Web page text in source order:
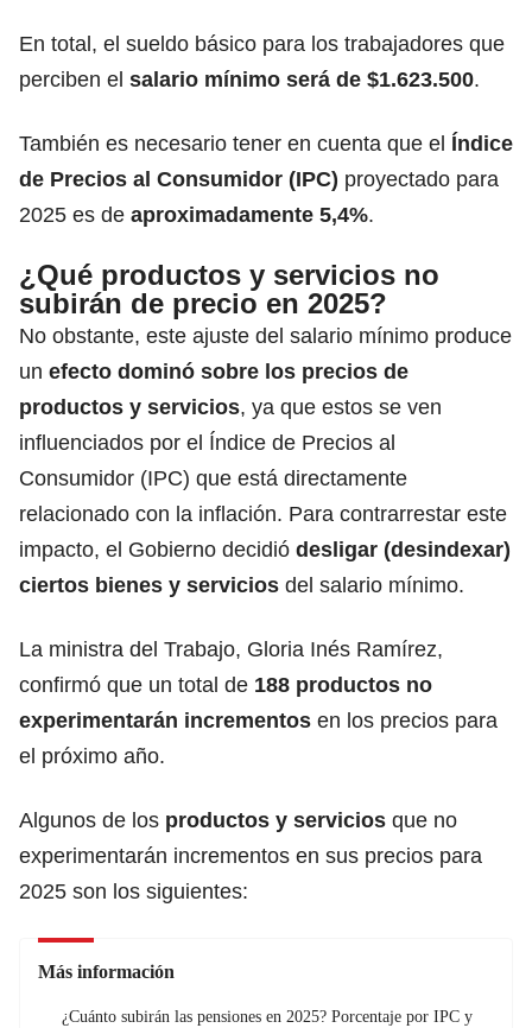
En total, el sueldo básico para los trabajadores que
perciben el salario mínimo será de $1.623.500.
También es necesario tener en cuenta que el Índice
de Precios al Consumidor (IPC) proyectado para
2025 es de aproximadamente 5,4%.
¿Qué productos y servicios no
subirán de precio en 2025?
No obstante, este ajuste del salario mínimo produce
un efecto dominó sobre los precios de
productos y servicios, ya que estos se ven
influenciados por el Índice de Precios al
Consumidor (IPC) que está directamente
relacionado con la inflación. Para contrarrestar este
impacto, el Gobierno decidió desligar (desindexar)
ciertos bienes y servicios del salario mínimo.
La ministra del Trabajo, Gloria Inés Ramírez,
confirmó que un total de 188 productos no
experimentarán incrementos en los precios para
el próximo año.
Algunos de los productos y servicios que no
experimentarán incrementos en sus precios para
2025 son los siguientes:
Más información
¿Cuánto subirán las pensiones en 2025? Porcentaje por IPC y